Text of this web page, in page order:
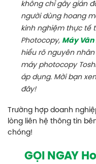
không chỉ gây gián
người dùng hoang
kinh nghiệm thực tế
Photocopy, Máy Văn
hiểu rõ nguyên nhân
máy photocopy
áp dụng. Mời bạn
đây!
Trường hợp doanh
lòng liên hệ thông tin
chóng!
GỌI NGAY